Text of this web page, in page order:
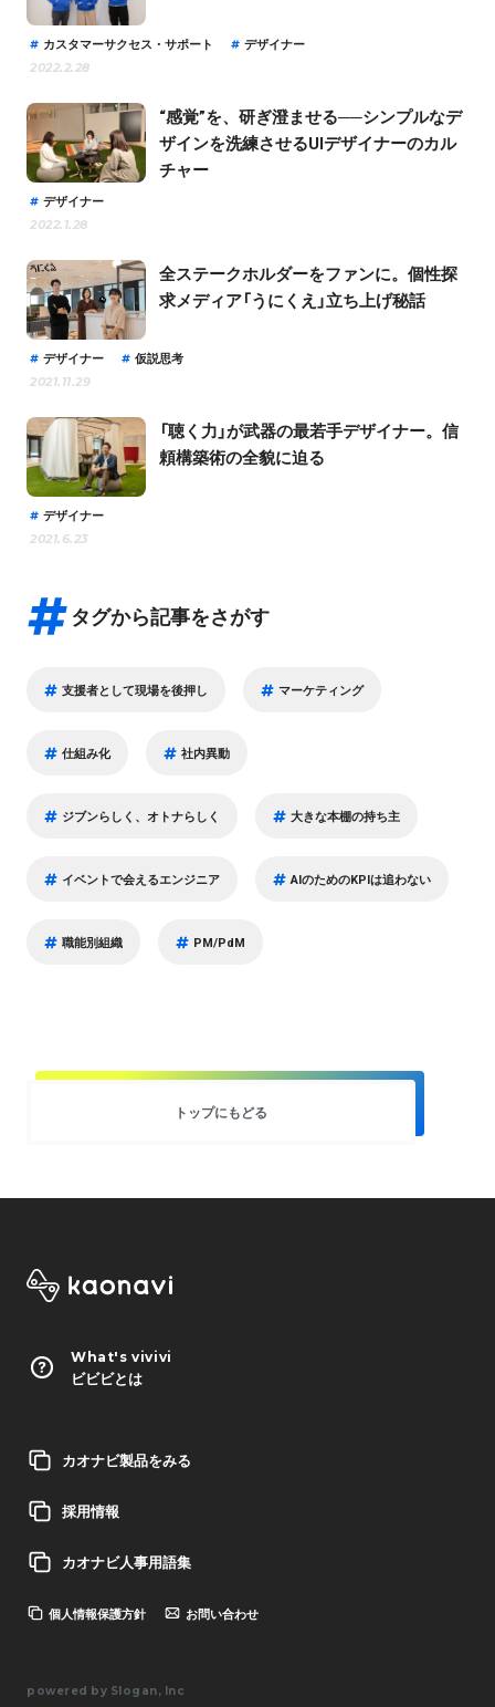
カスタマーサクセス・サポート
デザイナー
2022.2.28
“感覚”を、研ぎ澄ませる──シンプルなデ
ザインを洗練させるUIデザイナーのカル
チャー
デザイナー
2022.1.28
全ステークホルダーをファンに。個性探
求メディア「うにくえ」立ち上げ秘話
デザイナー
仮説思考
2021.11.29
「聴く力」が武器の最若手デザイナー。信
頼構築術の全貌に迫る
デザイナー
2021.6.23
タグから記事をさがす
支援者として現場を後押し マーケティング
仕組み化 社内異動
ジブンらしく、オトナらしく 大きな本棚の持ち主
イベントで会えるエンジニア AIのためのKPIは追わない
職能別組織 PM/PdM
トップにもどる
What's vivivi
ビビビとは
カオナビ製品をみる
採用情報
カオナビ人事用語集
個人情報保護方針 お問い合わせ
powered by Slogan, Inc